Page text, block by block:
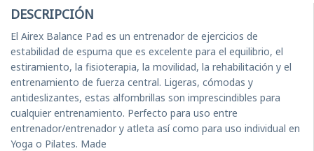
DESCRIPCIÓN
El Airex Balance Pad es un entrenador de ejercicios de
estabilidad de espuma que es excelente para el equilibrio, el
estiramiento, la fisioterapia, la movilidad, la rehabilitación y el
entrenamiento de fuerza central. Ligeras, cómodas y
antideslizantes, estas alfombrillas son imprescindibles para
cualquier entrenamiento. Perfecto para uso entre
entrenador/entrenador y atleta así como para uso individual en
Yoga o Pilates. Made